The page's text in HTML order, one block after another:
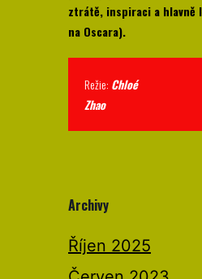
ztrátě, inspiraci a hlavně
na Oscara).
Režie: Chloé
Archivy
Říjen 2025